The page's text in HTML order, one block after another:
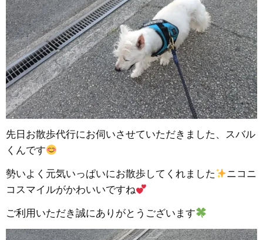
先日お散歩代行にお伺いさせていただきました、スバル
くんです
勢いよく元気いっぱいにお散歩してくれました
ニコニ
コスマイルがかわいいですね
ご利用いただき誠にありがとうございます